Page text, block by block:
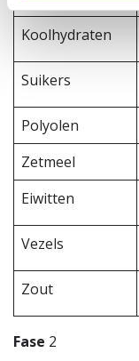
Koolhydraten
Suikers
Polyolen
Zetmeel
Eiwitten
Vezels
Zout
Fase 2